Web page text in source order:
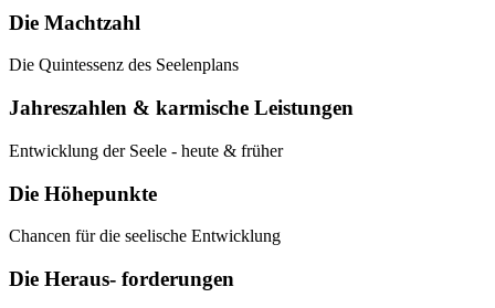
Die Machtzahl
Die Quintessenz des Seelenplans
Jahreszahlen & karmische Leistungen
Entwicklung der Seele - heute & früher
Die Höhepunkte
Chancen für die seelische Entwicklung
Die Heraus- forderungen